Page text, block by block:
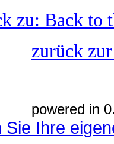
zu: Back to
zurück
powered in
Sie Ihre